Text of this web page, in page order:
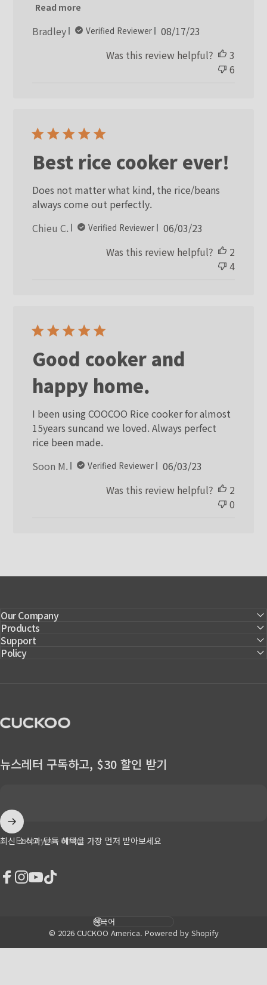
Read more
Bradley Verified Reviewer
Published
08/17/23
Was this review helpful?
3
6
Best rice cooker ever!
Does not matter what kind, the rice/beans
always come out perfectly.
Chieu C.
Verified Reviewer
Published
06/03/23
Was this review helpful?
2
4
Good cooker and
happy home.
I been using COOCOO Rice cooker for almost
15years suncand we loved. Always perfect
rice been made.
Soon M.
Verified Reviewer
Published
06/03/23
Was this review helpful?
2
0
Our Company
Products
Support
Policy
CUCKOO America
뉴스레터 구독하고, $30 할인 받기
Enter your email
최신 소식과 단독 혜택을 가장 먼저 받아보세요
© 2026 CUCKOO America. Powered by Shopify
Language